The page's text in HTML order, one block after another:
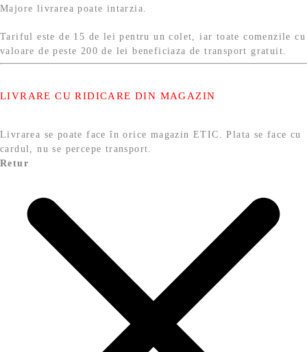
Majore livrarea poate intarzia.
Tariful este de 15 de lei pentru un colet, iar toate comenzile cu
valoare de peste 200 de lei beneficiaza de transport gratuit.
LIVRARE CU RIDICARE DIN MAGAZIN
Livrarea se poate face în orice magazin ETIC. Plata se face cu
cardul, nu se percepe transport.
Retur